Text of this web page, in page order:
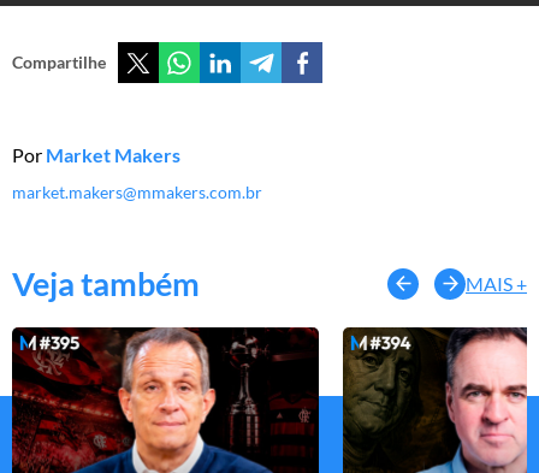
Compartilhe
Por Market Makers
market.makers@mmakers.com.br
Veja também MAIS +